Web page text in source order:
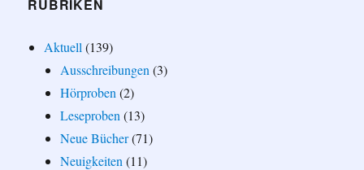
RUBRIKEN
Aktuell (139)
Ausschreibungen (3)
Hörproben (2)
Leseproben (13)
Neue Bücher(71)
Neuigkeiten (11)